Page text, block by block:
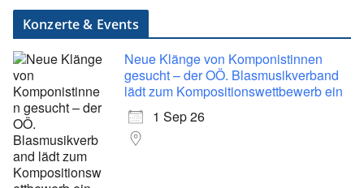
Konzerte & Events
Neue Klänge von Komponistinnen
gesucht – der OÖ. Blasmusikverband
lädt zum Kompositionswettbewerb ein
1 Sep 26